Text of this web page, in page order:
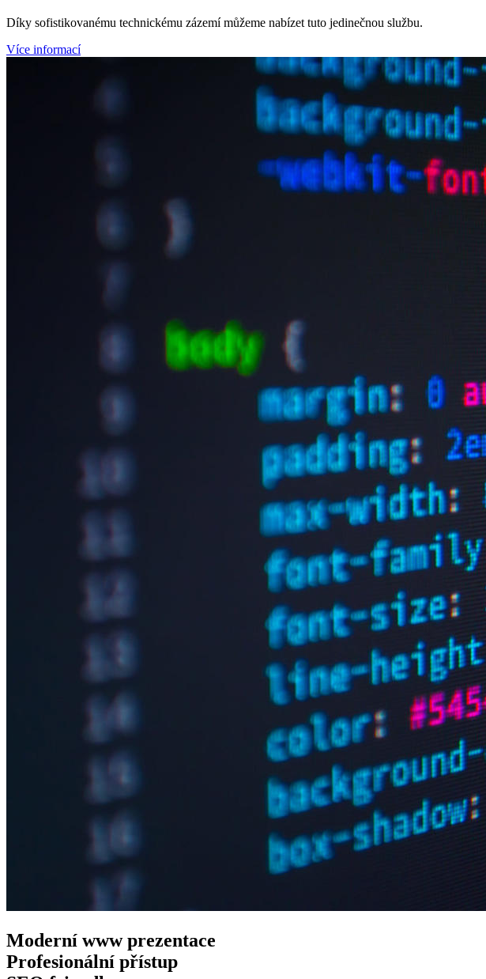
Díky sofistikovanému technickému zázemí můžeme nabízet tuto jedinečnou službu.
Více informací
Moderní wwwprezentace
Profesionálnípřístup